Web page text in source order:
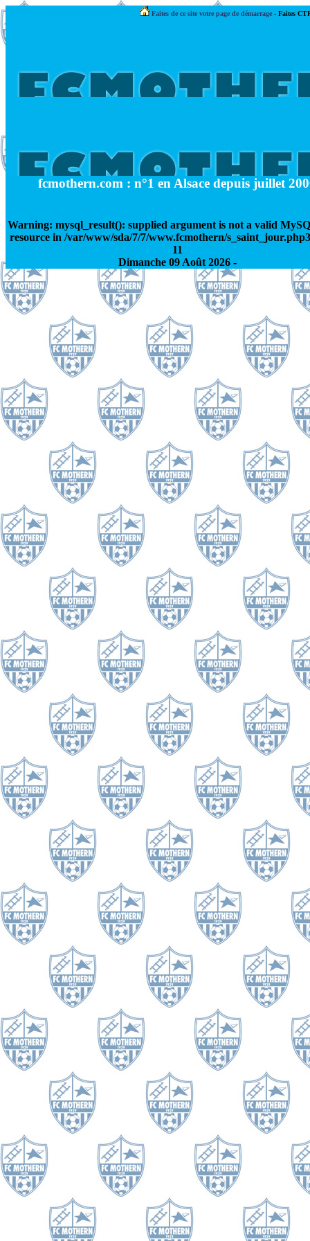
Faites de ce site votre page de démarrage - Faites
fcmothern.com : n°1 en Alsace depuis juillet
Warning: mysql_result(): supplied argument is not a valid
resource in /var/www/sda/7/7/www.fcmothern/s_saint_jour.php3
11
Dimanche 09 Août 2026 -